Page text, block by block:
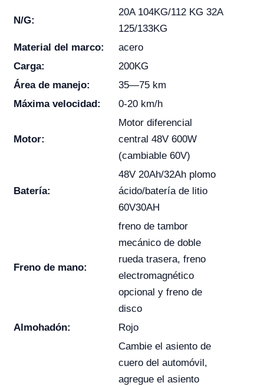
N/G:
20A 104KG/112 KG 32A
125/133KG
Material del marco:
acero
Carga:
200KG
Área de manejo:
35—75 km
Máxima velocidad:
0-20 km/h
Motor:
Motor diferencial
central 48V 600W
(cambiable 60V)
Batería:
48V 20Ah/32Ah plomo
ácido/batería de litio
60V30AH
Freno de mano:
freno de tambor
mecánico de doble
rueda trasera, freno
electromagnético
opcional y freno de
disco
Almohadón:
Rojo
Cambie el asiento de
cuero del automóvil,
agregue el asiento